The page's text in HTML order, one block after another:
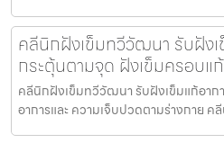
คลีนิกฝังเข็มทวีวัฒนา รับฝังเ
กระตุ้นตามจุด ฝังเข็มครอบแ
คลีนิกฝังเข็มทวีวัฒนา รับฝังเข็มแก้อาก
อาการและ ความเจ็บปวดตามร่างกาย